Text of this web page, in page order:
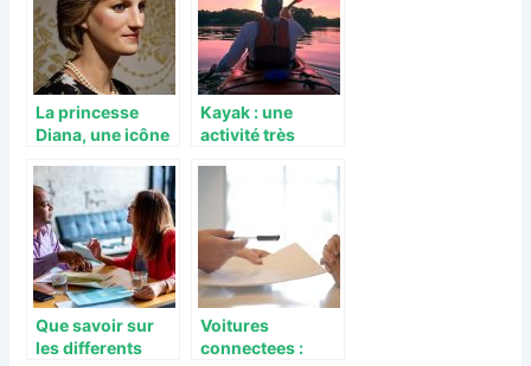
La princesse
Diana, une icône
monde de la
mode
Kayak : une
activité très
Que savoir sur
les differents
Voitures
connectees :